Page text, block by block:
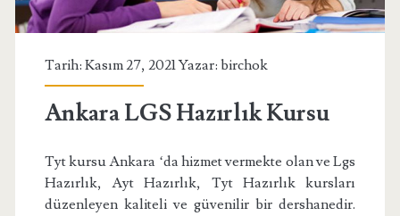
Tarih: Kasım 27, 2021 Yazar: birchok
Ankara LGS Hazırlık Kursu
Tyt kursu Ankara ‘da hizmet vermekte olan ve Lgs
Hazırlık, Ayt Hazırlık, Tyt Hazırlık kursları
düzenleyen kaliteli ve güvenilir bir dershanedir.